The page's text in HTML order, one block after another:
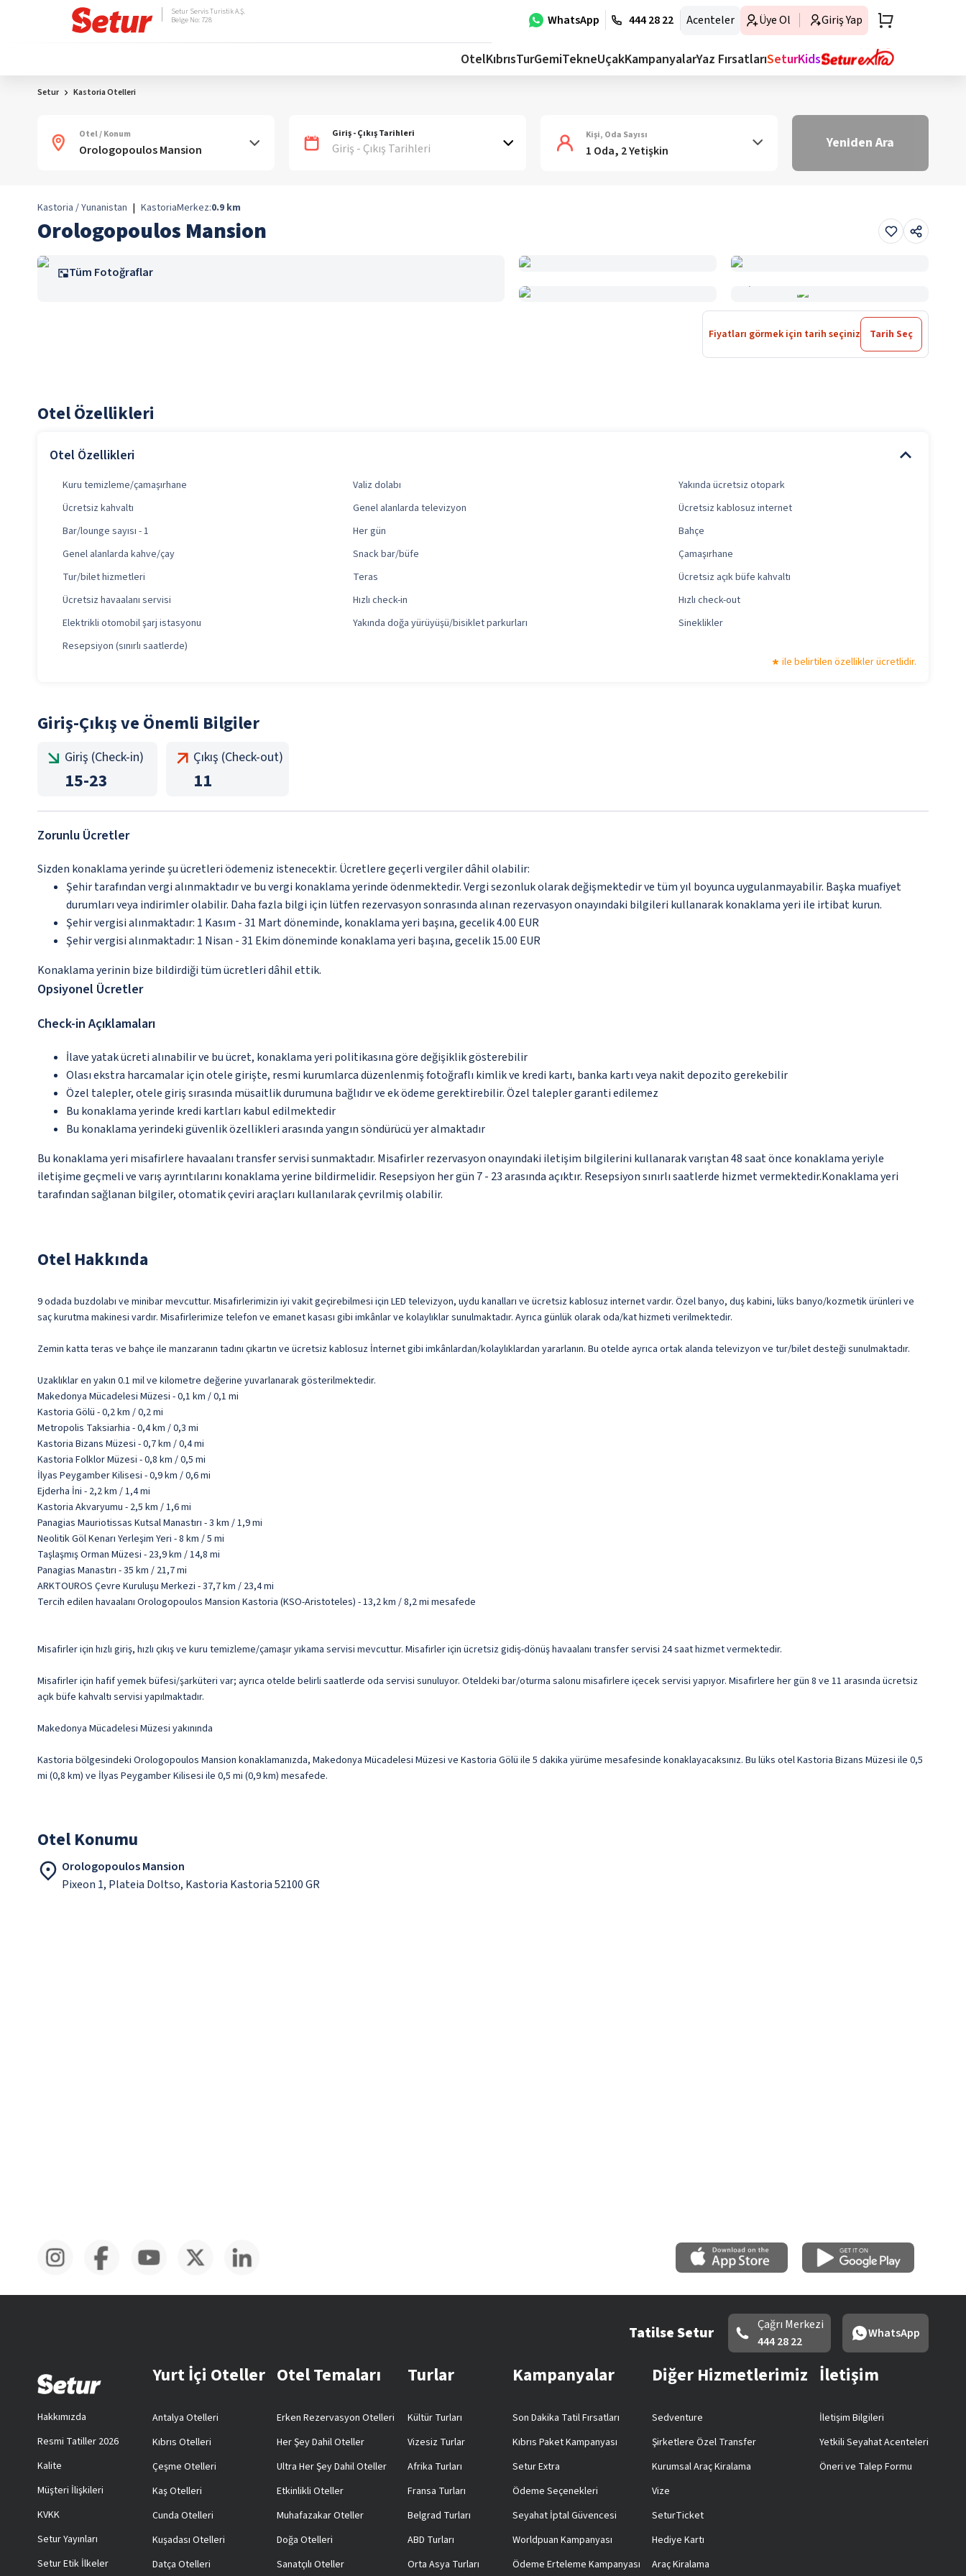
WhatsApp 444 28 22 Acenteler Üye Ol Giriş Yap
Setur Servis Turistik A.Ş.
Belge No: 728
OtelKıbrısTurGemiTekneUçakKampanyalarYaz FırsatlarıSeturKids
Setur Kastoria Otelleri
Otel / Konum Giriş - Çıkış Tarihleri
Giriş - Çıkış Tarihleri
Kişi, Oda Sayısı
1 Oda, 2 Yetişkin Yeniden Ara
Kastoria / Yunanistan | KastoriaMerkez:0.9 km
Orologopoulos Mansion
Tüm Fotoğraflar
Fiyatları görmek için tarih seçiniz Tarih Seç
Otel Özellikleri
Otel Özellikleri
Kuru temizleme/çamaşırhane Valiz dolabı
Yakında ücretsiz otopark
Ücretsiz kahvaltı
Genel alanlarda televizyon
Ücretsiz kablosuz internet
Bar/lounge sayısı - 1
Her gün
Bahçe
Genel alanlarda kahve/çay
Snack bar/büfe
Çamaşırhane
Tur/bilet hizmetleri
Teras
Ücretsiz açık büfe kahvaltı
Ücretsiz havaalanı servisi
Hızlı check-in
Hızlı check-out
Elektrikli otomobil şarj istasyonu
Yakında doğa yürüyüşü/bisiklet parkurları
Sineklikler
Resepsiyon (sınırlı saatlerde)
ile belirtilen özellikler ücretlidir.
Giriş-Çıkış ve Önemli Bilgiler
Giriş (Check-in)
15-23
Çıkış (Check-out)
11
Zorunlu Ücretler
Sizden konaklama yerinde şu ücretleri ödemeniz istenecektir. Ücretlere geçerli vergiler dâhil olabilir:
Şehir tarafından vergi alınmaktadır ve bu vergi konaklama yerinde ödenmektedir. Vergi sezonluk olarak değişmektedir ve tüm yıl boyunca uygulanmayabilir. Başka muafiyet
durumları veya indirimler olabilir. Daha fazla bilgi için lütfen rezervasyon sonrasında alınan rezervasyon onayındaki bilgileri kullanarak konaklama yeri ile irtibat kurun.
Şehir vergisi alınmaktadır: 1 Kasım - 31 Mart döneminde, konaklama yeri başına, gecelik 4.00 EUR
Şehir vergisi alınmaktadır: 1 Nisan - 31 Ekim döneminde konaklama yeri başına, gecelik 15.00 EUR
Konaklama yerinin bize bildirdiği tüm ücretleri dâhil ettik.
Opsiyonel Ücretler
Check-in Açıklamaları
İlave yatak ücreti alınabilir ve bu ücret, konaklama yeri politikasına göre değişiklik gösterebilir
Olası ekstra harcamalar için otele girişte, resmi kurumlarca düzenlenmiş fotoğraflı kimlik ve kredi kartı, banka kartı veya nakit depozito gerekebilir
Özel talepler, otele giriş sırasında müsaitlik durumuna bağlıdır ve ek ödeme gerektirebilir. Özel talepler garanti edilemez
Bu konaklama yerinde kredi kartları kabul edilmektedir
Bu konaklama yerindeki güvenlik özellikleri arasında yangın söndürücü yer almaktadır
Bu konaklama yeri misafirlere havaalanı transfer servisi sunmaktadır. Misafirler rezervasyon onayındaki iletişim bilgilerini kullanarak varıştan 48 saat önce konaklama yeriyle
iletişime geçmeli ve varış ayrıntılarını konaklama yerine bildirmelidir. Resepsiyon her gün 7 - 23 arasında açıktır. Resepsiyon sınırlı saatlerde hizmet vermektedir.Konaklama yeri
tarafından sağlanan bilgiler, otomatik çeviri araçları kullanılarak çevrilmiş olabilir.
Otel Hakkında
9 odada buzdolabı ve minibar mevcuttur. Misafirlerimizin iyi vakit geçirebilmesi için LED televizyon, uydu kanalları ve ücretsiz kablosuz internet vardır. Özel banyo, duş kabini, lüks banyo/kozmetik ürünleri ve
saç kurutma makinesi vardır. Misafirlerimize telefon ve emanet kasası gibi imkânlar ve kolaylıklar sunulmaktadır. Ayrıca günlük olarak oda/kat hizmeti verilmektedir.
Zemin katta teras ve bahçe ile manzaranın tadını çıkartın ve ücretsiz kablosuz İnternet gibi imkânlardan/kolaylıklardan yararlanın. Bu otelde ayrıca ortak alanda televizyon ve tur/bilet desteği sunulmaktadır.
Uzaklıklar en yakın 0.1 mil ve kilometre değerine yuvarlanarak gösterilmektedir.
Makedonya Mücadelesi Müzesi - 0,1 km / 0,1 mi
Kastoria Gölü - 0,2 km / 0,2 mi
Metropolis Taksiarhia - 0,4 km / 0,3 mi
Kastoria Bizans Müzesi - 0,7 km / 0,4 mi
Kastoria Folklor Müzesi - 0,8 km / 0,5 mi
İlyas Peygamber Kilisesi - 0,9 km / 0,6 mi
Ejderha İni - 2,2 km / 1,4 mi
Kastoria Akvaryumu - 2,5 km / 1,6 mi
Panagias Mauriotissas Kutsal Manastırı - 3 km / 1,9 mi
Neolitik Göl Kenarı Yerleşim Yeri - 8 km / 5 mi
Taşlaşmış Orman Müzesi - 23,9 km / 14,8 mi
Panagias Manastırı - 35 km / 21,7 mi
ARKTOUROS Çevre Kuruluşu Merkezi - 37,7 km / 23,4 mi
Tercih edilen havaalanı Orologopoulos Mansion Kastoria (KSO-Aristoteles) - 13,2 km / 8,2 mi mesafede
Misafirler için hızlı giriş, hızlı çıkış ve kuru temizleme/çamaşır yıkama servisi mevcuttur. Misafirler için ücretsiz gidiş-dönüş havaalanı transfer servisi 24 saat hizmet vermektedir.
Misafirler için hafif yemek büfesi/şarküteri var; ayrıca otelde belirli saatlerde oda servisi sunuluyor. Oteldeki bar/oturma salonu misafirlere içecek servisi yapıyor. Misafirlere her gün 8 ve 11 arasında ücretsiz
açık büfe kahvaltı servisi yapılmaktadır.
Makedonya Mücadelesi Müzesi yakınında
Kastoria bölgesindeki Orologopoulos Mansion konaklamanızda, Makedonya Mücadelesi Müzesi ve Kastoria Gölü ile 5 dakika yürüme mesafesinde konaklayacaksınız. Bu lüks otel Kastoria Bizans Müzesi ile 0,5
mi (0,8 km) ve İlyas Peygamber Kilisesi ile 0,5 mi (0,9 km) mesafede.
Otel Konumu
Orologopoulos Mansion
Pixeon 1, Plateia Doltso, Kastoria Kastoria 52100 GR
Tatilse Setur
Çağrı Merkezi
444 28 22
WhatsApp
Hakkımızda
Resmi Tatiller 2026
Kalite
Müşteri İlişkileri
KVKK
Setur Yayınları
Setur Etik İlkeler
Yurt İçi Oteller
Antalya Otelleri
Kıbrıs Otelleri
Çeşme Otelleri
Kaş Otelleri
Cunda Otelleri
Kuşadası Otelleri
Datça Otelleri
Otel Temaları
Erken Rezervasyon Otelleri
Her Şey Dahil Oteller
Ultra Her Şey Dahil Oteller
Etkinlikli Oteller
Muhafazakar Oteller
Doğa Otelleri
Sanatçılı Oteller
Turlar
Kültür Turları
Vizesiz Turlar
Afrika Turları
Fransa Turları
Belgrad Turları
ABD Turları
Orta Asya Turları
Kampanyalar
Son Dakika Tatil Fırsatları
Kıbrıs Paket Kampanyası
Setur Extra
Ödeme Seçenekleri
Seyahat İptal Güvencesi
Worldpuan Kampanyası
Ödeme Erteleme Kampanyası
Diğer Hizmetlerimiz
Sedventure
Şirketlere Özel Transfer
Kurumsal Araç Kiralama
Vize
SeturTicket
Hediye Kartı
Araç Kiralama
İletişim
İletişim Bilgileri
Yetkili Seyahat Acenteleri
Öneri ve Talep Formu